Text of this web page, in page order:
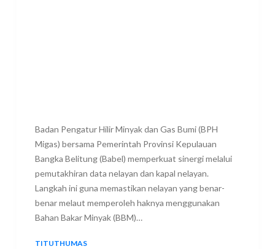
Badan Pengatur Hilir Minyak dan Gas Bumi (BPH
Migas) bersama Pemerintah Provinsi Kepulauan
Bangka Belitung (Babel) memperkuat sinergi melalui
pemutakhiran data nelayan dan kapal nelayan.
Langkah ini guna memastikan nelayan yang benar-
benar melaut memperoleh haknya menggunakan
Bahan Bakar Minyak (BBM)…
TITUTHUMAS